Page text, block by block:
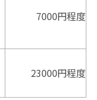
7000円程度
23000円程度